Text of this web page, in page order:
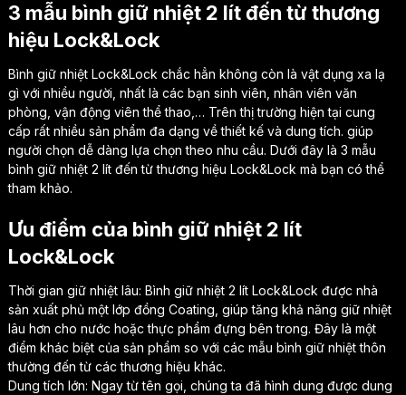
3 mẫu bình giữ nhiệt 2 lít đến từ thương
hiệu Lock&Lock
Bình giữ nhiệt Lock&Lock chắc hẳn không còn là vật dụng xa lạ
gì với nhiều người, nhất là các bạn sinh viên, nhân viên văn
phòng, vận động viên thể thao,… Trên thị trường hiện tại cung
cấp rất nhiều sản phẩm đa dạng về thiết kế và dung tích. giúp
người chọn dễ dàng lựa chọn theo nhu cầu. Dưới đây là 3 mẫu
bình giữ nhiệt 2 lít đến từ thương hiệu Lock&Lock mà bạn có thể
tham khảo.
Ưu điểm của bình giữ nhiệt 2 lít
Lock&Lock
Thời gian giữ nhiệt lâu: Bình giữ nhiệt 2 lít Lock&Lock được nhà
sản xuất phủ một lớp đồng Coating, giúp tăng khả năng giữ nhiệt
lâu hơn cho nước hoặc thực phẩm đựng bên trong. Đây là một
điểm khác biệt của sản phẩm so với các mẫu bình giữ nhiệt thôn
thường đến từ các thương hiệu khác.
Dung tích lớn: Ngay từ tên gọi, chúng ta đã hình dung được dung